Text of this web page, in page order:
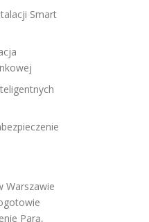
Smart
Warszawie
Parą,